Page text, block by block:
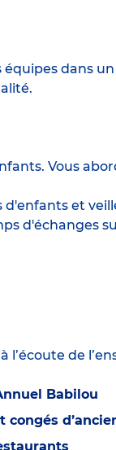
dans
Vous
et
d'échanges
de
Babilou
congés